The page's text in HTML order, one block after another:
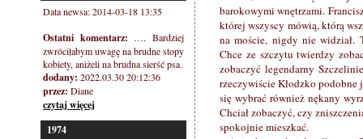
Data newsa: 2014-03-18 13:35
Ostatni komentarz: …. Bardziej
zwróciłabym uwagę na brudne stopy
kobiety, aniżeli na brudna sierść psa.
dodany: 2022.03.30 20:12:36
przez: Diane
czytaj więcej
1974
barokowymi wnętrzami.
której wszyscy mówią, którą
na moście, nigdy nie widział.
Chce ze szczytu twierdzy
zobaczyć legendarny
rzeczywiście Kłodzko podobne
się wybrać również nękany
Chciał zobaczyć, czy
spokojnie mieszkać.